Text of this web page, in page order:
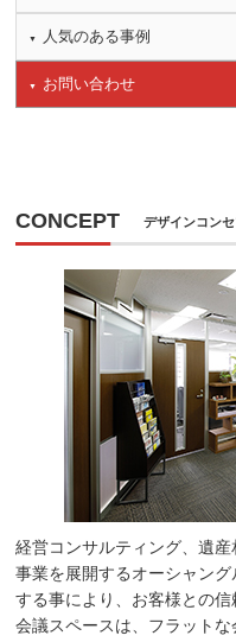
人気のある事例
お問い合わせ
CONCEPT デザインコンセ
経営コンサルティング、遺
事業を展開するオーシャン
する事により、お客様との信
会議スペースは、フラットな